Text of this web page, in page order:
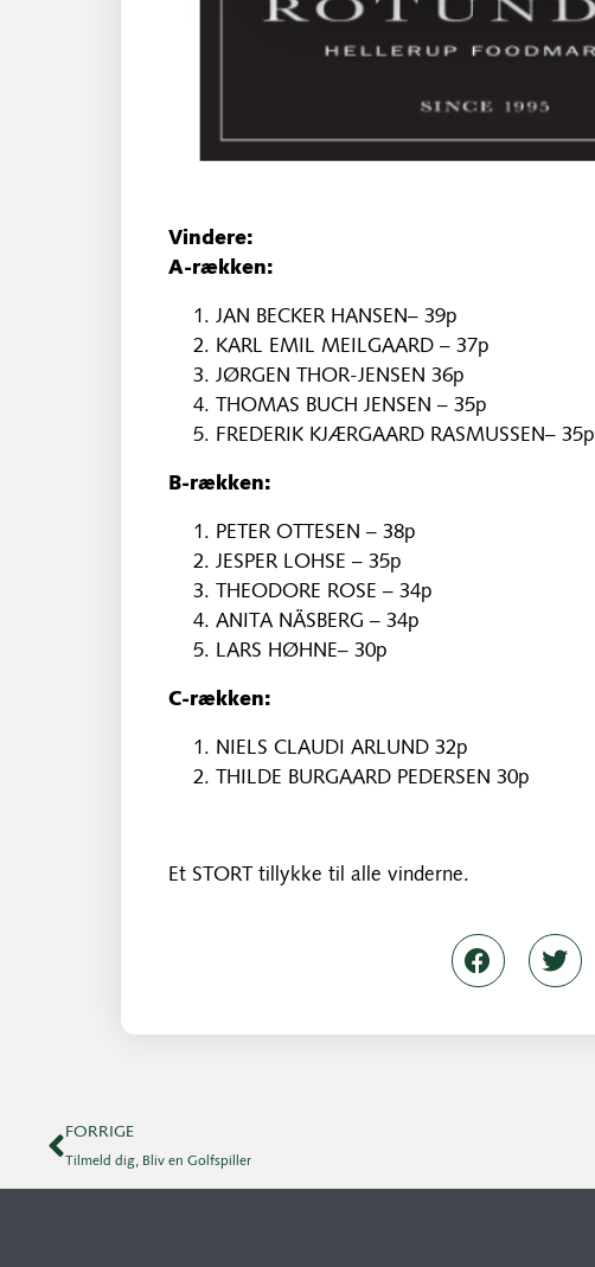
Vindere:
A-rækken:
JAN BECKER HANSEN– 39p
KARL EMIL MEILGAARD – 37p
JØRGEN THOR-JENSEN 36p
THOMAS BUCH JENSEN – 35p
FREDERIK KJÆRGAARD RASMUSSEN– 35p
B-rækken:
PETER OTTESEN – 38p
JESPER LOHSE – 35p
THEODORE ROSE – 34p
ANITA NÄSBERG – 34p
LARS HØHNE– 30p
C-rækken:
NIELS CLAUDI ARLUND 32p
THILDE BURGAARD PEDERSEN 30p
Et STORT tillykke til alle vinderne.
FORRIGE
Tilmeld dig, Bliv en Golfspiller